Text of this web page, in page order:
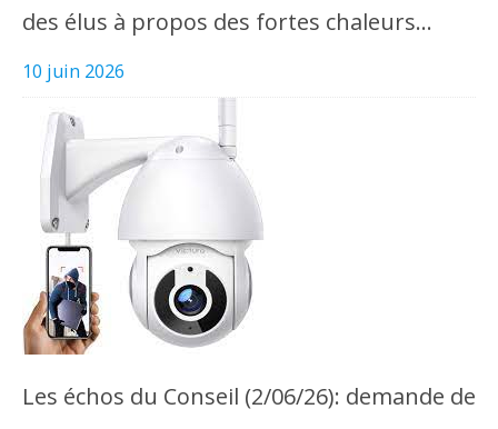
des élus à propos des fortes chaleurs…
10 juin 2026
Les échos du Conseil (2/06/26): demande de